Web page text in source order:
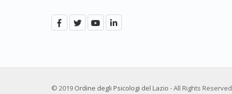
© 2019 Ordine degli Psicologi del Lazio - All Rights Reserved